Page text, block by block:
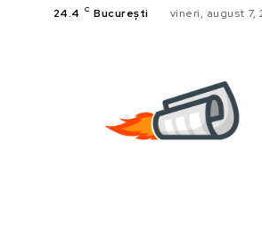
24.4 C București vineri, august 7,